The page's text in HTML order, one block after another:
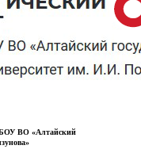
ВО «Алтайский